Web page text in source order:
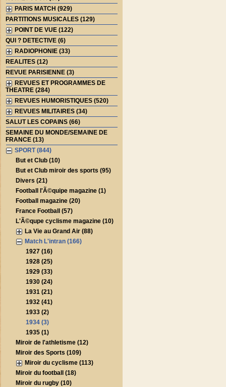
PARIS MATCH (929)
PARTITIONS MUSICALES (129)
POINT DE VUE (122)
QUI ? DETECTIVE (6)
RADIOPHONIE (33)
REALITES (12)
REVUE PARISIENNE (3)
REVUES ET PROGRAMMES DE
THEATRE (284)
REVUES HUMORISTIQUES (520)
REVUES MILITAIRES (34)
SALUT LES COPAINS (66)
SEMAINE DU MONDE/SEMAINE DE
FRANCE (13)
SPORT (844)
But et Club (10)
But et Club miroir des sports (95)
Divers (21)
Football l'Ã©quipe magazine (1)
Football magazine (20)
France Football (57)
L'Ã©qupe cyclisme magazine (10)
La Vie au Grand Air (88)
Match L'intran (166)
1927 (16)
1928 (25)
1929 (33)
1930 (24)
1931 (21)
1932 (41)
1933 (2)
1934 (3)
1935 (1)
Miroir de l'athletisme (12)
Miroir des Sports (109)
Miroir du cyclisme (113)
Miroir du football (18)
Miroir du rugby (10)